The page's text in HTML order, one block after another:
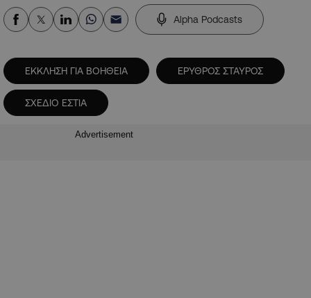
Alpha Podcasts
ΕΚΚΛΗΣΗ ΓΙΑ ΒΟΗΘΕΙΑ ΕΡΥΘΡΟΣ ΣΤΑΥΡΟΣ
ΣΧΕΔΙΟ ΕΣΤΙΑ
Advertisement